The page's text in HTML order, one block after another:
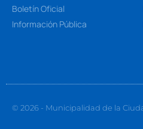
Boletín Oficial
Información Pública
© 2026 - Municipalidad de la